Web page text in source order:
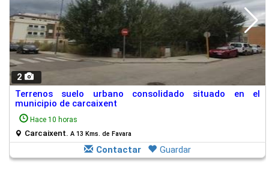
2
Terrenos suelo urbano consolidado situado en el
municipio de carcaixent
Hace 10 horas
Carcaixent. A 13 Kms. de Favara
Contactar Guardar